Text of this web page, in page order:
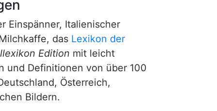
Einspänner, Italienischer
das Lexikon der
Edition mit leicht
und Definitionen von über 100
Österreich,
Bildern.